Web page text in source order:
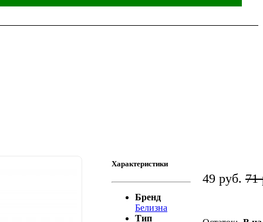
Характеристики
Бренд
Белизна
Тип
49 руб. 71